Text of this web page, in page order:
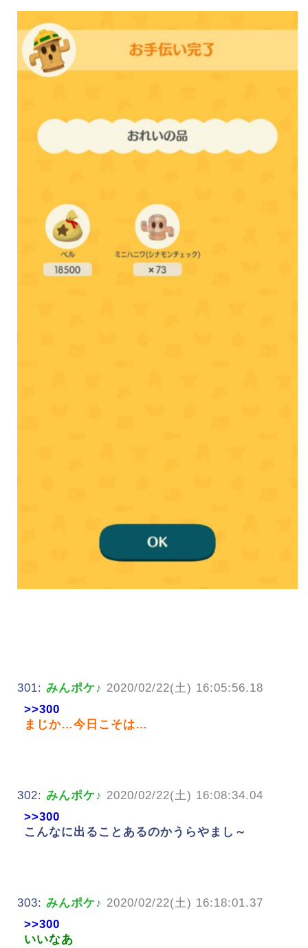
301: みんポケ♪ 2020/02/22(土) 16:05:56.18
>>300
まじか…今日こそは…
302: みんポケ♪ 2020/02/22(土) 16:08:34.04
>>300
こんなに出ることあるのかうらやまし～
303: みんポケ♪ 2020/02/22(土) 16:18:01.37
>>300
いいなあ